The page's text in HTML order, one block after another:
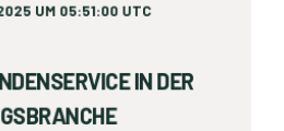
UM 05:51:00 UTC
IN DER